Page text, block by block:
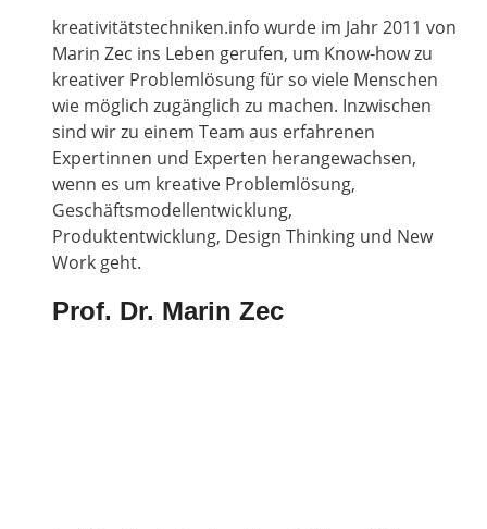
kreativitätstechniken.info wurde im Jahr 2011 von
Marin Zec ins Leben gerufen, um Know-how zu
kreativer Problemlösung für so viele Menschen
wie möglich zugänglich zu machen. Inzwischen
sind wir zu einem Team aus erfahrenen
Expertinnen und Experten herangewachsen,
wenn es um kreative Problemlösung,
Geschäftsmodellentwicklung,
Produktentwicklung, Design Thinking und New
Work geht.
Prof. Dr. Marin Zec